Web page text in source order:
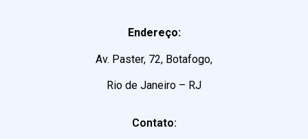
Endereço:
Av. Paster, 72, Botafogo,
Rio de Janeiro – RJ
Contato: